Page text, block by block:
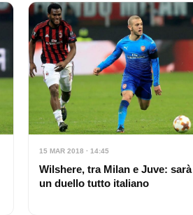
15 MAR 2018 · 14:45
Wilshere, tra Milan e Juve: sarà
un duello tutto italiano